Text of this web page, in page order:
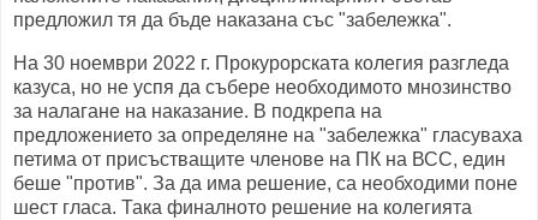
предложил тя да бъде наказана със "забележка".
На 30 ноември 2022 г. Прокурорската колегия разгледа
казуса, но не успя да събере необходимото мнозинство
за налагане на наказание. В подкрепа на
предложението за определяне на "забележка" гласуваха
петима от присъстващите членове на ПК на ВСС, един
беше "против". За да има решение, са необходими поне
шест гласа. Така финалното решение на колегията